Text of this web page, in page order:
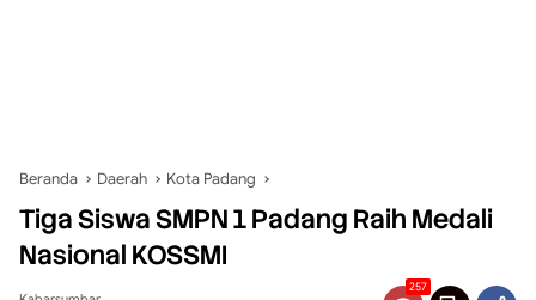
Beranda Daerah Kota Padang
Tiga Siswa SMPN 1 Padang Raih Medali
Nasional KOSSMI
257